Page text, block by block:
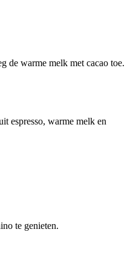
de warme melk met cacao toe.
espresso, warme melk en
te genieten.